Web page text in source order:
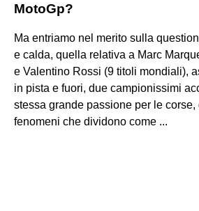
MotoGp?
Ma entriamo nel merito sulla
e calda, quella relativa a Marc
e Valentino Rossi (9 titoli mondiali),
in pista e fuori, due campionissimi
stessa grande passione per le
fenomeni che dividono come ...